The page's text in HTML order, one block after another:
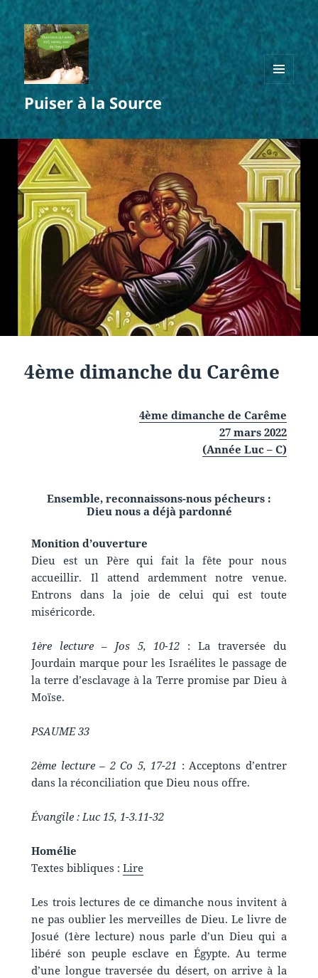
Puiser à la Source
MENU
ET
WIDGETS
4ème dimanche du Carême
4ème dimanche de Carême
27 mars 2022
(Année Luc – C)
Ensemble, reconnaissons-nous pécheurs :
Dieu nous a déjà pardonné
Monition d’ouverture
Dieu est un Père qui fait la fête pour nous
accueillir. Il attend ardemment notre venue.
Entrons dans la joie de celui qui est toute
miséricorde.
1ère lecture – Jos 5, 10-12 : La traversée du
Jourdain marque pour les Israélites le passage de
la terre d’esclavage à la Terre promise par Dieu à
Moïse.
PSAUME 33
2ème lecture – 2 Co 5, 17-21 : Acceptons d’entrer
dans la réconciliation que Dieu nous offre.
Évangile : Luc 15, 1-3.11-32
Homélie
Textes bibliques :Lire
Les trois lectures de ce dimanche nous invitent à
ne pas oublier les merveilles de Dieu. Le livre de
Josué (1ère lecture) nous parle d’un Dieu qui a
libéré son peuple esclave en Égypte. Au terme
d’une longue traversée du désert, on arrive à la